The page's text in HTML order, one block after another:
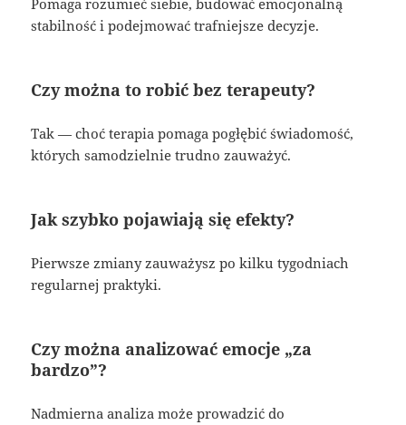
Pomaga rozumieć siebie, budować emocjonalną
stabilność i podejmować trafniejsze decyzje.
Czy można to robić bez terapeuty?
Tak — choć terapia pomaga pogłębić świadomość,
których samodzielnie trudno zauważyć.
Jak szybko pojawiają się efekty?
Pierwsze zmiany zauważysz po kilku tygodniach
regularnej praktyki.
Czy można analizować emocje „za
bardzo”?
Nadmierna analiza może prowadzić do